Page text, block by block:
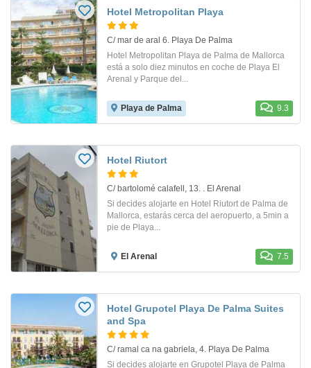
Hotel Metropolitan Playa
C/ mar de aral 6. Playa De Palma
Hotel Metropolitan Playa de Palma de Mallorca
está a solo diez minutos en coche de Playa El
Arenal y Parque del...
Playa de Palma 9.3
Hotel Riutort
C/ bartolomé calafell, 13. . El Arenal
Si decides alojarte en Hotel Riutort de Palma de
Mallorca, estarás cerca del aeropuerto, a 5min a
pie de Playa...
El Arenal 7.5
Hotel Grupotel Playa De Palma Suites
and Spa
C/ ramal ca na gabriela, 4. Playa De Palma
Si decides alojarte en Grupotel Playa de Palma